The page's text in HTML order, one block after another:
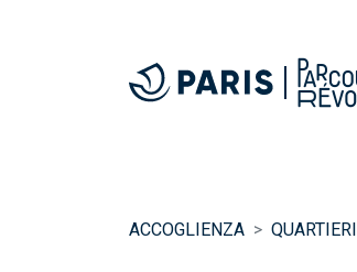
ACCOGLIENZA QUARTIERI